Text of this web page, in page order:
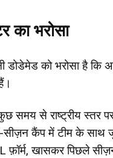
का भरोसा
डोडेमेड को भरोसा है कि
समय से राष्ट्रीय स्तर
सीज़न कैंप में टीम के
फ़ॉर्म, खासकर पिछले